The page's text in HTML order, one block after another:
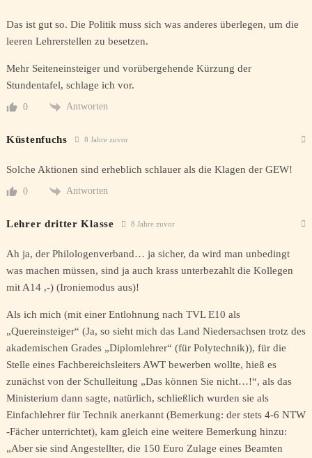
Das ist gut so. Die Politik muss sich was anderes überlegen, um die
leeren Lehrerstellen zu besetzen.
Mehr Seiteneinsteiger und vorübergehende Kürzung der
Stundentafel, schlage ich vor.
0 Antworten
Küstenfuchs 8 Jahre zuvor
Solche Aktionen sind erheblich schlauer als die Klagen der GEW!
0 Antworten
Lehrer dritter Klasse 8 Jahre zuvor
Ah ja, der Philologenverband… ja sicher, da wird man unbedingt
was machen müssen, sind ja auch krass unterbezahlt die Kollegen
mit A14 ,-) (Ironiemodus aus)!
Als ich mich (mit einer Entlohnung nach TVL E10 als
„Quereinsteiger“ (Ja, so sieht mich das Land Niedersachsen trotz des
akademischen Grades „Diplomlehrer“ (für Polytechnik)), für die
Stelle eines Fachbereichsleiters AWT bewerben wollte, hieß es
zunächst von der Schulleitung „Das können Sie nicht…!“, als das
Ministerium dann sagte, natürlich, schließlich wurden sie als
Einfachlehrer für Technik anerkannt (Bemerkung: der stets 4-6 NTW
-Fächer unterrichtet), kam gleich eine weitere Bemerkung hinzu:
„Aber sie sind Angestellter, die 150 Euro Zulage eines Beamten